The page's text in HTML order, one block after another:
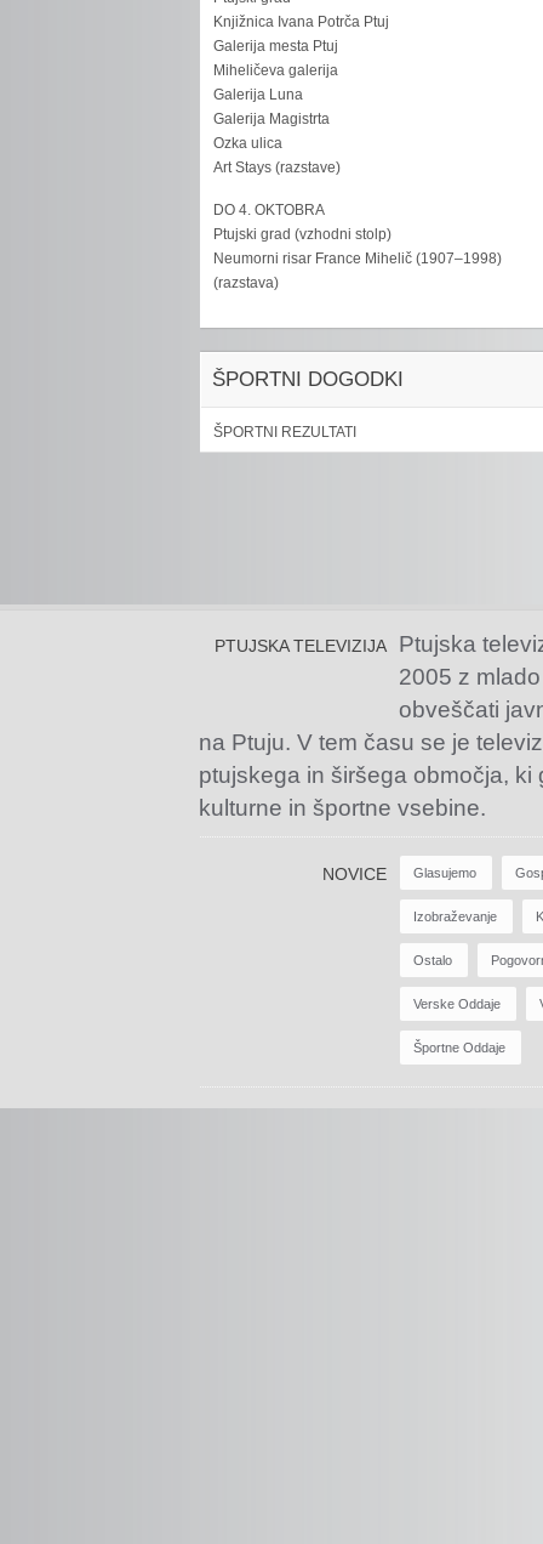
Knjižnica Ivana Potrča Ptuj
Galerija mesta Ptuj
Miheličeva galerija
Galerija Luna
Galerija Magistrta
Ozka ulica
Art Stays (razstave)
DO 4. OKTOBRA
Ptujski grad (vzhodni stolp)
Neumorni risar France Mihelič (1907–1998)
(razstava)
ŠPORTNI DOGODKI
ŠPORTNI REZULTATI
PTUJSKA TELEVIZIJA
Ptujska
2005 z
obveščati
na Ptuju. V tem času se je
ptujskega in širšega območja,
kulturne in športne vsebine.
NOVICE Glasujemo
Izobraževanje
Ostalo
Verske Oddaje
Športne Oddaje